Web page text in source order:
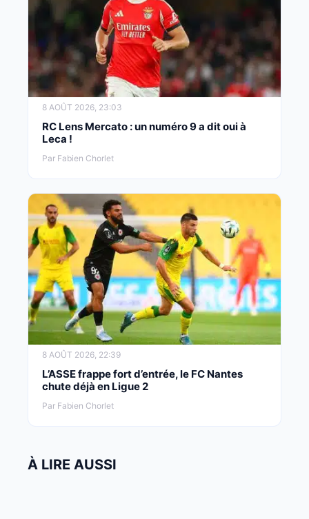
8 AOÛT 2026, 23:03
RC Lens Mercato : un numéro 9 a dit oui à
Leca !
Par Fabien Chorlet
8 AOÛT 2026, 22:39
L’ASSE frappe fort d’entrée, le FC Nantes
chute déjà en Ligue 2
Par Fabien Chorlet
À LIRE AUSSI